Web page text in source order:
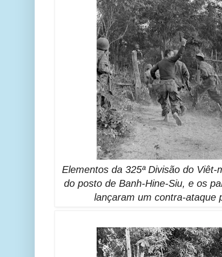
Elementos da 325ª Divisão do
do posto de Banh-Hine-Siu, e os
lançaram um contra-ataque